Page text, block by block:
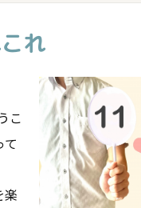
れ
こ
楽